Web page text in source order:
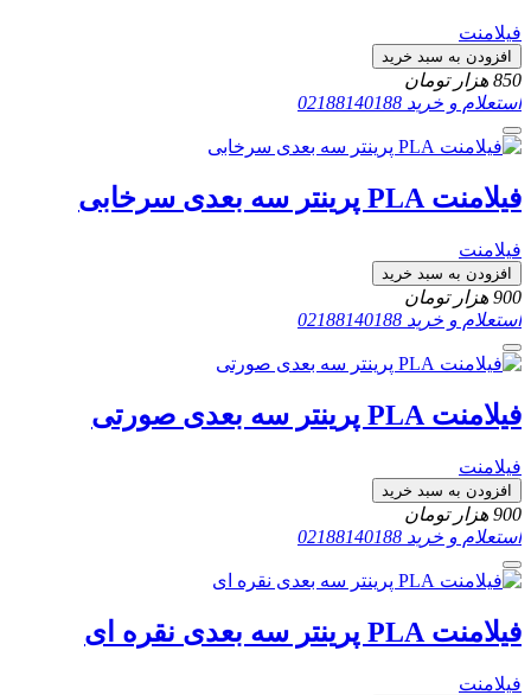
فیلامنت
افزودن به سبد خرید
850 هزار تومان
استعلام و خرید 02188140188
فیلامنت PLA پرینتر سه بعدی سرخابی
فیلامنت
افزودن به سبد خرید
900 هزار تومان
استعلام و خرید 02188140188
فیلامنت PLA پرینتر سه بعدی صورتی
فیلامنت
افزودن به سبد خرید
900 هزار تومان
استعلام و خرید 02188140188
فیلامنت PLA پرینتر سه بعدی نقره ای
فیلامنت